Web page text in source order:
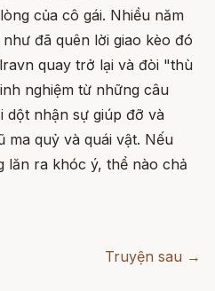
của cô gái. Nhiều năm
đã quên lời giao kèo đó
quay trở lại và đòi "thù
nghiệm từ những câu
dột nhận sự giúp đỡ và
ma quỷ và quái vật. Nếu
lăn ra khóc ý, thể nào chả
Truyện sau →